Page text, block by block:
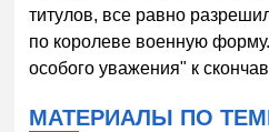
титулов, все равно
по королеве военную
особого уважения" к
МАТЕРИАЛЫ ПО